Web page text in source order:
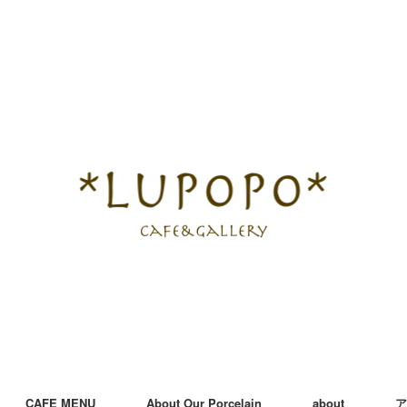
CAFE MENU About Our Porcelain about